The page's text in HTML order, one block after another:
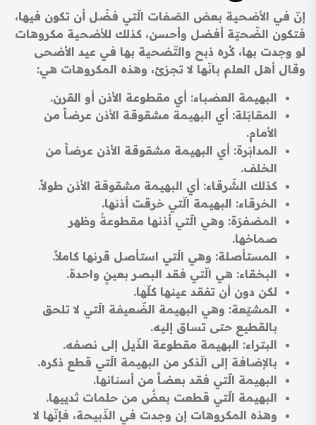
إنّ في الأضحية بعض الصّفات الّتي فضّل أن تكون فيها،
فتكون الضّحيّة أفضل وأحسن، كذلك للأضحية مكروهات
لو وجدت بها، كُره ذبح والتّضحية بها في عيد الأضحى
وقال أهل العلم بانّها لا تجزئ، وهذه المكروهات هي:
البهيمة العضباء: أي مقطوعة الأذن أو القرن.
المقابَلة: أي البهيمة مشقوقة الأذن عرضاً من
الأمام.
المدابَرة: أي البهيمة مشقوقة الأذن عرضاً من
الخلف.
كذلك الشّرقاء: أي البهيمة مشقوقة الأذن طولاً.
الخرقاء: البهيمة الّتي خرقت أذنها.
المصْفرَة: وهي الّتي أذنها مقطوعةٌ وظهر
صماخها.
المستأصلة: وهي الّتي استأصل قرنها كاملاً.
البخقاء: هي الّتي فقد البصر بعينٍ واحدة.
لكن دون أن تفقد عينها كلّها.
المشيّعة: وهي البهيمة الضّعيفة الّتي لا تلحق
بالقطيع حتى تساق إليه.
البتراء: البهيمة مقطوعة الذّيل إلى نصفه.
بالإضافة إلى الّذكر من البهيمة الّتي قطع ذكره.
البهيمة الّتي فقد بعضاً من أسنانها.
البهيمة الّتي قطعت بعضٌ من حلمات ثدييها.
وهذه المكروهات إن وجدت في الذّبيحة، فإنّها لا